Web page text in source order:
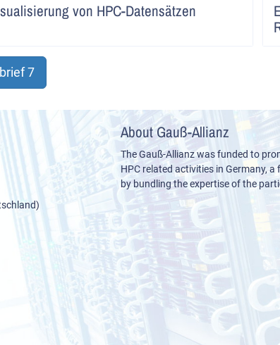
von HPC-Datensätzen
7
About Gauß-Allianz
The Gauß-Allianz was funded to
HPC related activities in Germany,
by bundling the expertise of the